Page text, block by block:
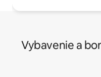
Vybavenie a